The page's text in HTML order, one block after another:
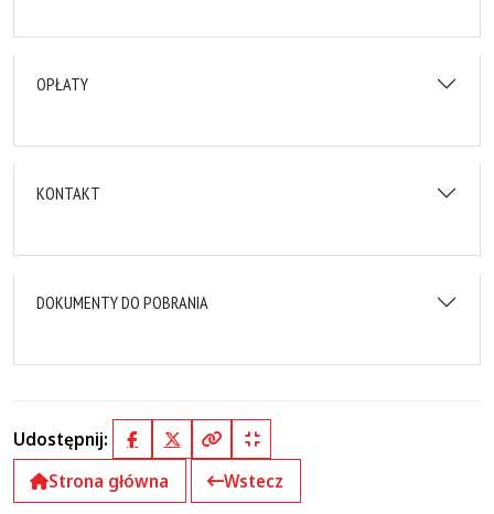
OPŁATY
KONTAKT
DOKUMENTY DO POBRANIA
Udostępnij: FacebookX (Twitter)
Kopiuj pełny link
Kopiuj krótki link
Strona główna
Wstecz